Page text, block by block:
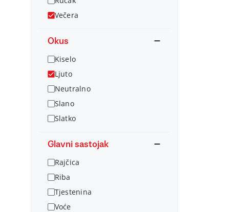
Večera
Okus
Kiselo
Ljuto
Neutralno
Slano
Slatko
Glavni sastojak
Rajčica
Riba
Tjestenina
Voće